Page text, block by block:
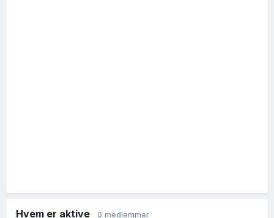
Hvem er aktive 0 medlemmer